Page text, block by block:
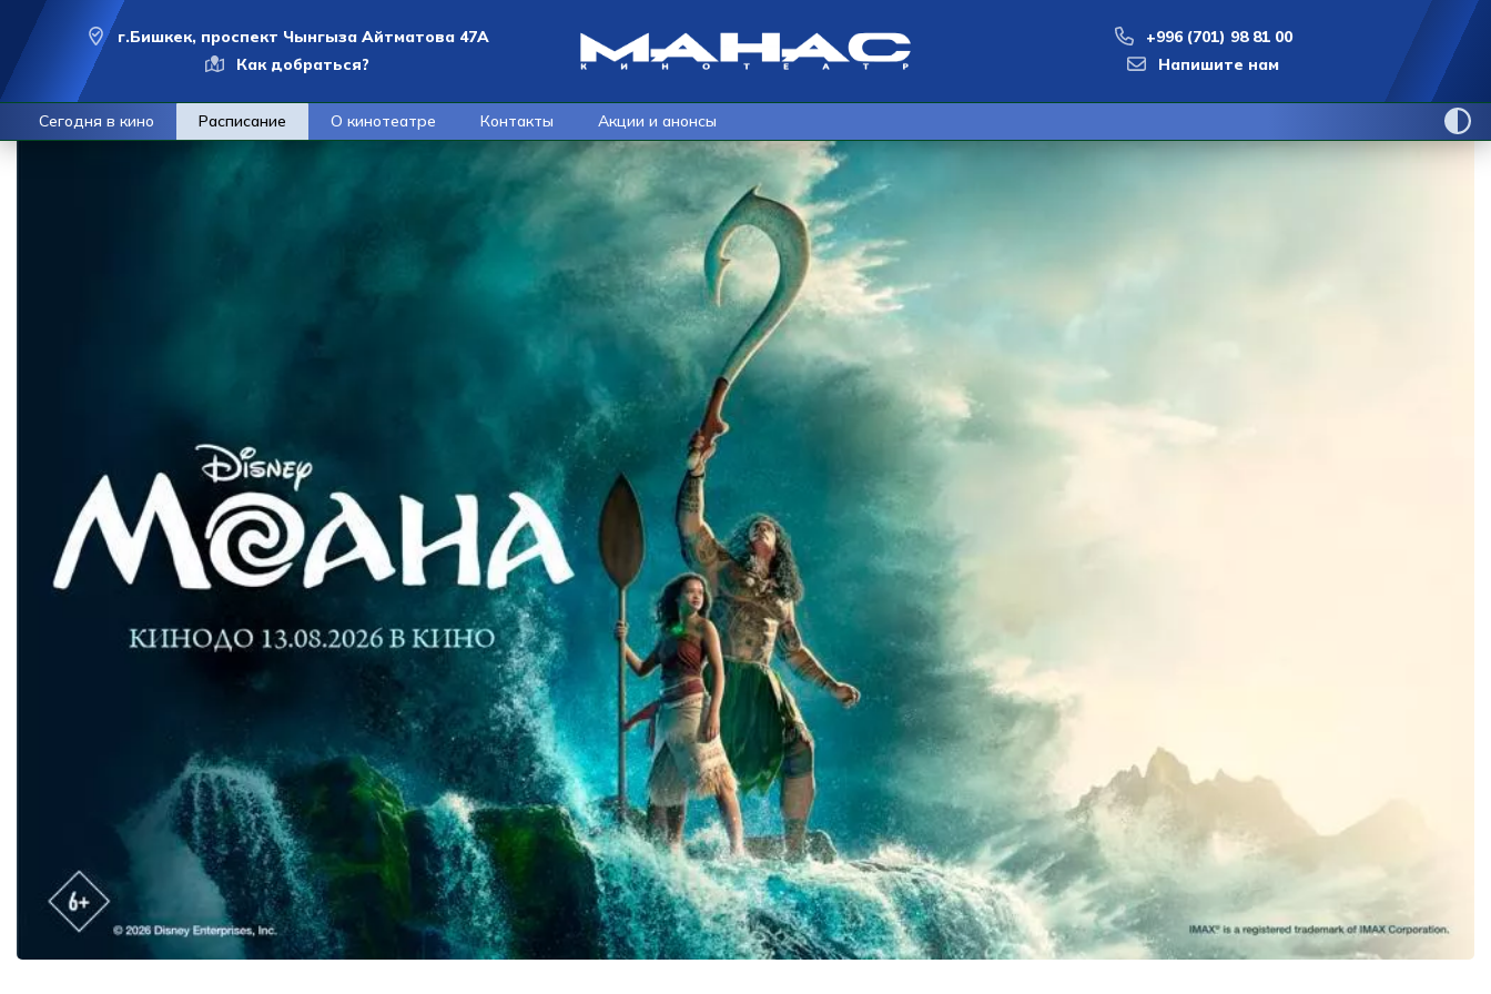
г.Бишкек, проспект Чынгыза Айтматова 47А
Как добраться?
+996 (701) 98 81 00
Напишите нам
Сегодня в кино Расписание О кинотеатре Контакты Акции и анонсы